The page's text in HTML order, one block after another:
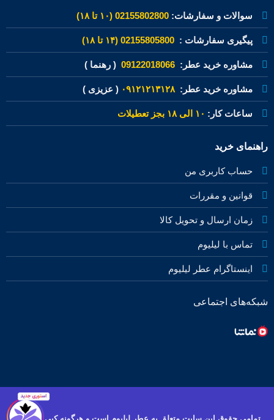
سوالات و سفارشات: 02155802800 (۱۰ تا ۱۸)
پیگیری سفارشات : 02155805800 (۱۴ تا ۱۸)
مشاوره خرید عطر: 09122018066 ( رهنما )
مشاوره خرید عطر:۰۹۱۲۱۲۱۳۱۲۸ ( عزیزی )
ساعات کار: ۱۰ الی ۱۸ بجز تعطیلات
راهنمای خرید
حساب کاربری من
قوانین و مقررات
زمان ارسال و تحویل کالا
تماس با لیلیوم
اینستاگرام عطر لیلیوم
شبکه‌های اجتماعی